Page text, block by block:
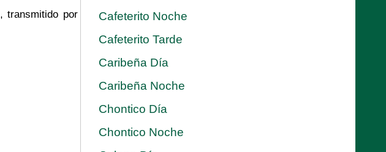
, transmitido por
Cafeterito Noche
Cafeterito Tarde
Caribeña Día
Caribeña Noche
Chontico Día
Chontico Noche